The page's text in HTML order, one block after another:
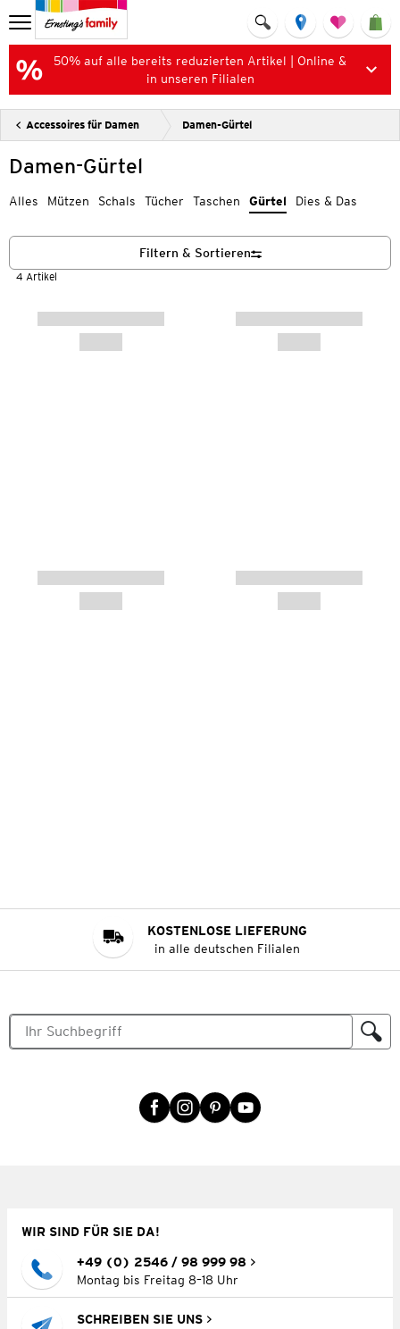
50% auf alle bereits reduzierten Artikel | Online &
in unseren Filialen
Accessoires für Damen Damen-Gürtel
Damen-Gürtel
Alles Mützen Schals Tücher Taschen Gürtel Dies & Das
4 Artikel
Filtern & Sortieren
KOSTENLOSE LIEFERUNG
in alle deutschen Filialen
WIR SIND FÜR SIE DA!
+49 (0) 2546 / 98 999 98
Montag bis Freitag 8–18 Uhr
SCHREIBEN SIE UNS